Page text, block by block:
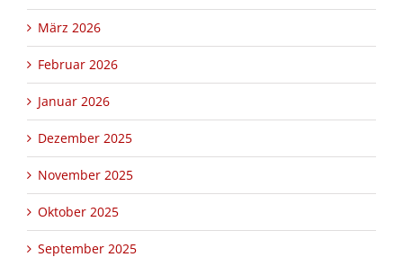
März 2026
Februar 2026
Januar 2026
Dezember 2025
November 2025
Oktober 2025
September 2025